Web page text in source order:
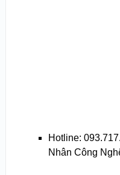
Hotline:
Nhân Công